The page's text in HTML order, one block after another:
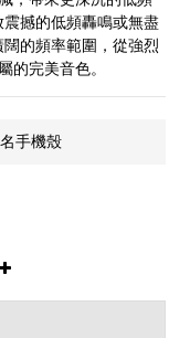
撼的低頻轟鳴或無盡
的頻率範圍，從強烈
的完美音色。
手機殼